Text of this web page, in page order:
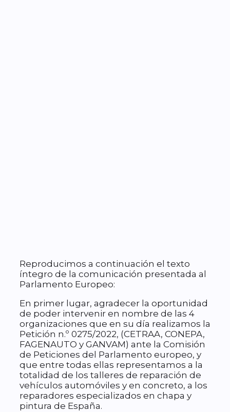
Reproducimos a continuación el texto
íntegro de la comunicación presentada al
Parlamento Europeo:
En primer lugar, agradecer la oportunidad
de poder intervenir en nombre de las 4
organizaciones que en su día realizamos la
Petición n.º 0275/2022, (CETRAA, CONEPA,
FAGENAUTO y GANVAM) ante la Comisión
de Peticiones del Parlamento europeo, y
que entre todas ellas representamos a la
totalidad de los talleres de reparación de
vehículos automóviles y en concreto, a los
reparadores especializados en chapa y
pintura de España.